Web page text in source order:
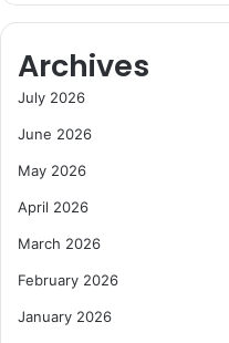
Archives
July 2026
June 2026
May 2026
April 2026
March 2026
February 2026
January 2026